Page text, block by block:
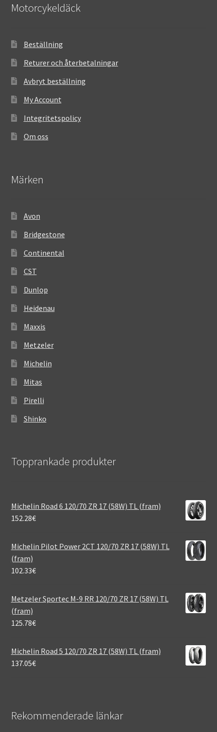
Motorcykeldäck
Beställning
Returer och återbetalningar
Avbryt beställning
My Account
Integritetspolicy
Om oss
Märken
Avon
Bridgestone
Continental
CST
Dunlop
Heidenau
Maxxis
Metzeler
Michelin
Mitas
Pirelli
Shinko
Topprankade produkter
Michelin Road 6 120/70 ZR 17 (58W) TL (fram)
152.28€
Michelin Pilot Power 2CT 120/70 ZR 17 (58W) TL
(fram)
102.33€
Metzeler Sportec M-9 RR 120/70 ZR 17 (58W) TL
(fram)
125.78€
Michelin Road 5 120/70 ZR 17 (58W) TL (fram)
137.05€
Rekommenderade länkar